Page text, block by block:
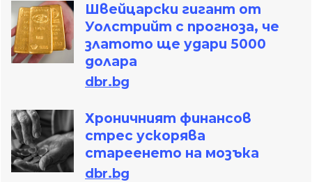
Швейцарски гигант от
Уолстрийт с прогноза, че
златото ще удари 5000
долара
dbr.bg
Хроничният финансов
стрес ускорява
стареенето на мозъка
dbr.bg